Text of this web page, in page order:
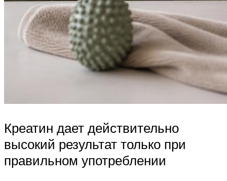
Креатин дает действительно
высокий результат только при
правильном употреблении